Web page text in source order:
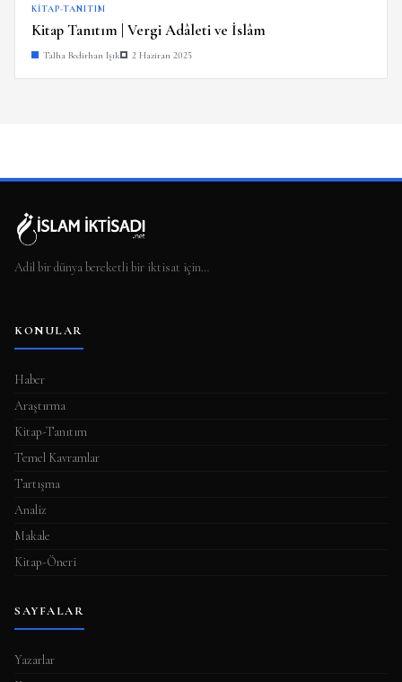
KITAP-TANITIM
Kitap Tanıtım | Vergi Adâleti ve İslâm
Talha Bedirhan Işık 2 Haziran 2025
Adil bir dünya bereketli bir iktisat için…
KONULAR
Haber
Araştırma
Kitap-Tanıtım
Temel Kavramlar
Tartışma
Analiz
Makale
Kitap-Öneri
SAYFALAR
Yazarlar